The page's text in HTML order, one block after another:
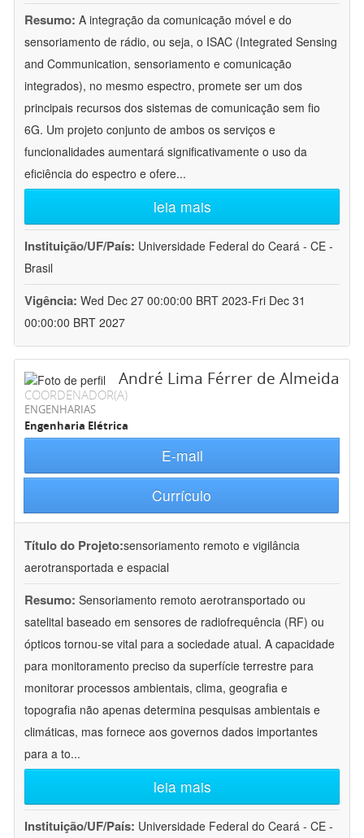
Resumo: A integração da comunicação móvel e do
sensoriamento de rádio, ou seja, o ISAC (Integrated Sensing
and Communication, sensoriamento e comunicação
integrados), no mesmo espectro, promete ser um dos
principais recursos dos sistemas de comunicação sem fio
6G. Um projeto conjunto de ambos os serviços e
funcionalidades aumentará significativamente o uso da
eficiência do espectro e ofere...
leia mais
Instituição/UF/País: Universidade Federal do Ceará - CE -
Brasil
Vigência: Wed Dec 27 00:00:00 BRT 2023-Fri Dec 31
00:00:00 BRT 2027
André Lima Férrer de Almeida
COORDENADOR(A)
ENGENHARIAS
Engenharia Elétrica
E-mail
Currículo
Título do Projeto:sensoriamento remoto e vigilância
aerotransportada e espacial
Resumo: Sensoriamento remoto aerotransportado ou
satelital baseado em sensores de radiofrequência (RF) ou
ópticos tornou-se vital para a sociedade atual. A capacidade
para monitoramento preciso da superfície terrestre para
monitorar processos ambientais, clima, geografia e
topografia não apenas determina pesquisas ambientais e
climáticas, mas fornece aos governos dados importantes
para a to...
leia mais
Instituição/UF/País: Universidade Federal do Ceará - CE -